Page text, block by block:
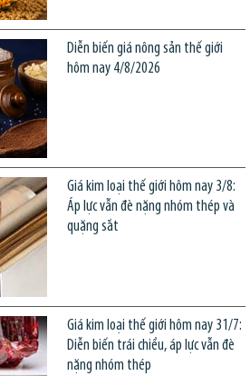
Diễn biến giá nông sản thế giới
hôm nay 4/8/2026
Giá kim loại thế giới hôm nay 3/8:
Áp lực vẫn đè nặng nhóm thép và
quặng sắt
Giá kim loại thế giới hôm nay 31/7:
Diễn biến trái chiều, áp lực vẫn đè
nặng nhóm thép